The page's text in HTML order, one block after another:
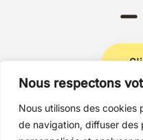
Nous respectons
Nous utilisons des cookies
de navigation, diffuser des